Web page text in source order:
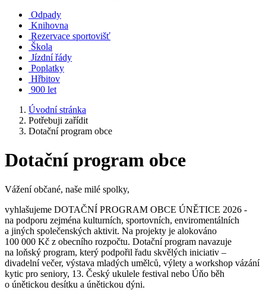
Odpady
Knihovna
Rezervace sportovišť
Škola
Jízdní řády
Poplatky
Hřbitov
900 let
Úvodní stránka
Potřebuji zařídit
Dotační program obce
Dotační program obce
Vážení občané, naše milé spolky,
vyhlašujeme DOTAČNÍ PROGRAM OBCE ÚNĚTICE 2026 -
na podporu zejména kulturních, sportovních, enviromentálních
a jiných společenských aktivit. Na projekty je alokováno
100 000 Kč z obecního rozpočtu. Dotační program navazuje
na loňský program, který podpořil řadu skvělých iniciativ –
divadelní večer, výstava mladých umělců, výlety a workshop vázání
kytic pro seniory, 13. Český ukulele festival nebo Úňo běh
o únětickou desítku a únětickou dýni.